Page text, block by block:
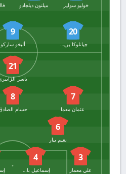
خوليو سولير ميلتون ديلجادو
20
جيانلوكا بريستياني
9
أليخو ساركو
21
ياسر
7
عثمان معما
8
حسام
6
نعيم بيار
3
علي معمار
4
إسماعيل باعوف